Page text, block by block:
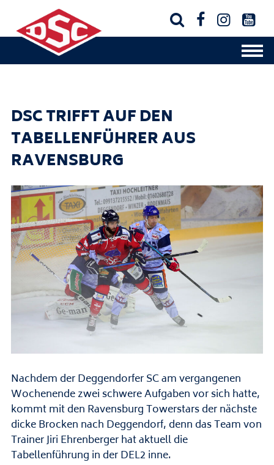
   
DSC TRIFFT AUF DEN
TABELLENFÜHRER AUS
RAVENSBURG
Nachdem der Deggendorfer SC am vergangenen
Wochenende zwei schwere Aufgaben vor sich hatte,
kommt mit den Ravensburg Towerstars der nächste
dicke Brocken nach Deggendorf, denn das Team von
Trainer Jiri Ehrenberger hat aktuell die
Tabellenführung in der DEL2 inne.